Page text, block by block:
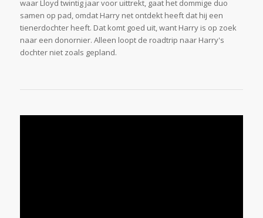
waar Lloyd twintig jaar voor uittrekt, gaat het dommige duo
samen op pad, omdat Harry net ontdekt heeft dat hij een
tienerdochter heeft. Dat komt goed uit, want Harry is op zoek
naar een donornier. Alleen loopt de roadtrip naar Harry's
dochter niet zoals gepland.